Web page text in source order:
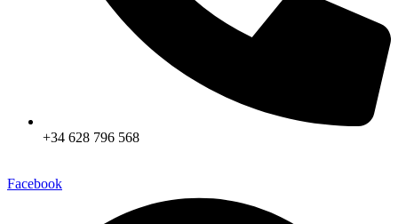
+34 628 796 568
Facebook